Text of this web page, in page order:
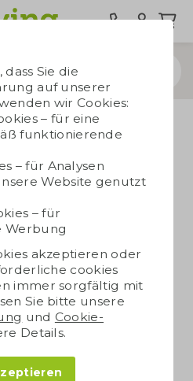
Schreibset aus recyceltem Edelstahl
Sie die
auf unserer
wir Cookies:
– für eine
funktionierende
– für Analysen
Website genutzt
– für
Werbung
akzeptieren oder
cookies
immer sorgfältig mit
Sie bitte unsere
und Cookie-
Details.